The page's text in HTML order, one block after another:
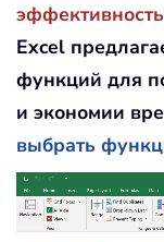
Excel
функций для
и экономии
выбрать